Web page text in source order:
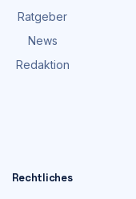
Ratgeber
News
Redaktion
Rechtliches